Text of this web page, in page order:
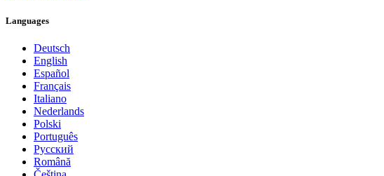
Languages
Deutsch
English
Español
Français
Italiano
Nederlands
Polski
Português
Pусский
Română